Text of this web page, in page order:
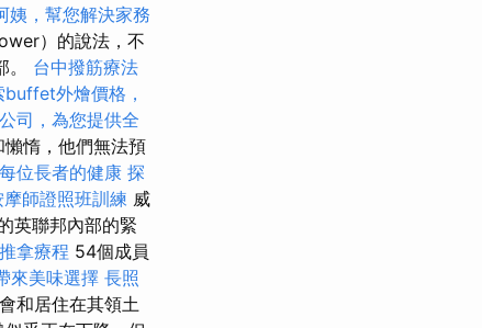
姨，幫您解決家務
）的說法，不
。 台中撥筋療法
buffet外燴價格，
司，為您提供全
惰，他們無法預
位長者的健康 探
摩師證照班訓練 威
英聯邦內部的緊
拿療程 54個成員
來美味選擇 長照
和居住在其領土